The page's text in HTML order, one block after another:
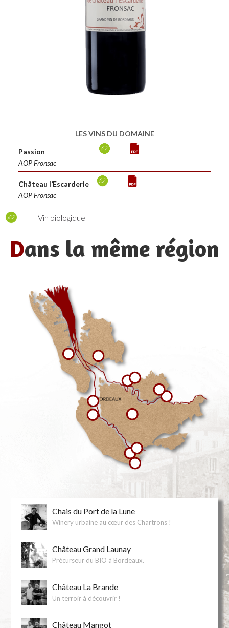
LES VINS DU DOMAINE
Passion
AOP Fronsac
Château l’Escarderie
AOP Fronsac
Vin biologique
Dans la même région
Chais du Port de la Lune
Winery urbaine au cœur des Chartrons !
Château Grand Launay
Précurseur du BIO à Bordeaux.
Château La Brande
Un terroir à découvrir !
Château Mangot